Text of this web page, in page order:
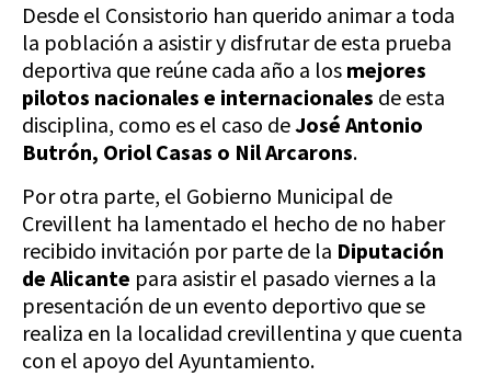
Desde el Consistorio han querido animar a toda
la población a asistir y disfrutar de esta prueba
deportiva que reúne cada año a los mejores
pilotos nacionales e internacionales de esta
disciplina, como es el caso deJosé Antonio
Butrón, Oriol Casas o Nil Arcarons.
Por otra parte, el Gobierno Municipal de
Crevillent ha lamentado el hecho de no haber
recibido invitación por parte de la Diputación
de Alicante para asistir el pasado viernes a la
presentación de un evento deportivo que se
realiza en la localidad crevillentina y que cuenta
con el apoyo del Ayuntamiento.